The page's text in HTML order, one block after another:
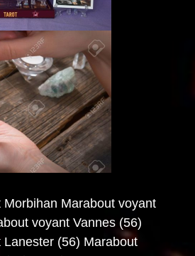
Morbihan Marabout voyant
voyant Vannes (56)
Lanester (56) Marabout